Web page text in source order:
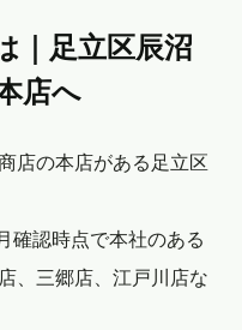
店へ
店の本店がある足立区
確認時点で本社のある
、三郷店、江戸川店な